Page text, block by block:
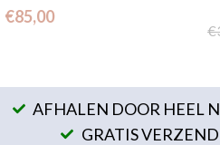
€85,00
€
AFHALEN DOOR HEEL
GRATIS